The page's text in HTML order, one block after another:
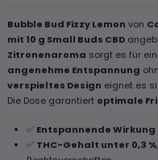
Bubble Bud Fizzy Lemon von
mit 10 g Small Buds CBD
Zitronenaroma sorgt es für ein
angenehme Entspannung
verspieltes Design eignet es
Die Dose garantiert optimale
✅ Entspannende Wirkung
✅ THC-Gehalt unter 0,3 %